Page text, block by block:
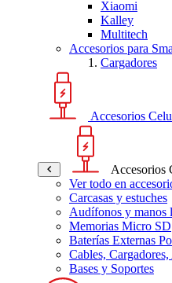
Xiaomi
Kalley
Multitech
Accesorios para
Cargadores
Accesorios
Accesorios
Ver todo en
Carcasas y estuches
Audífonos y manos
Memorias Micro SD
Baterías Externas
Cables,
Bases y Soportes